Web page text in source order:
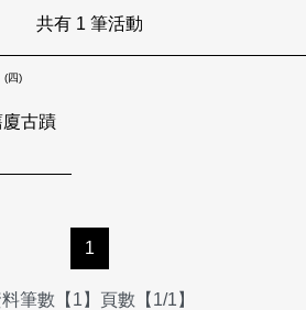
共有 1 筆活動
(四)
古蹟
1
筆數【1】頁數【1/1】